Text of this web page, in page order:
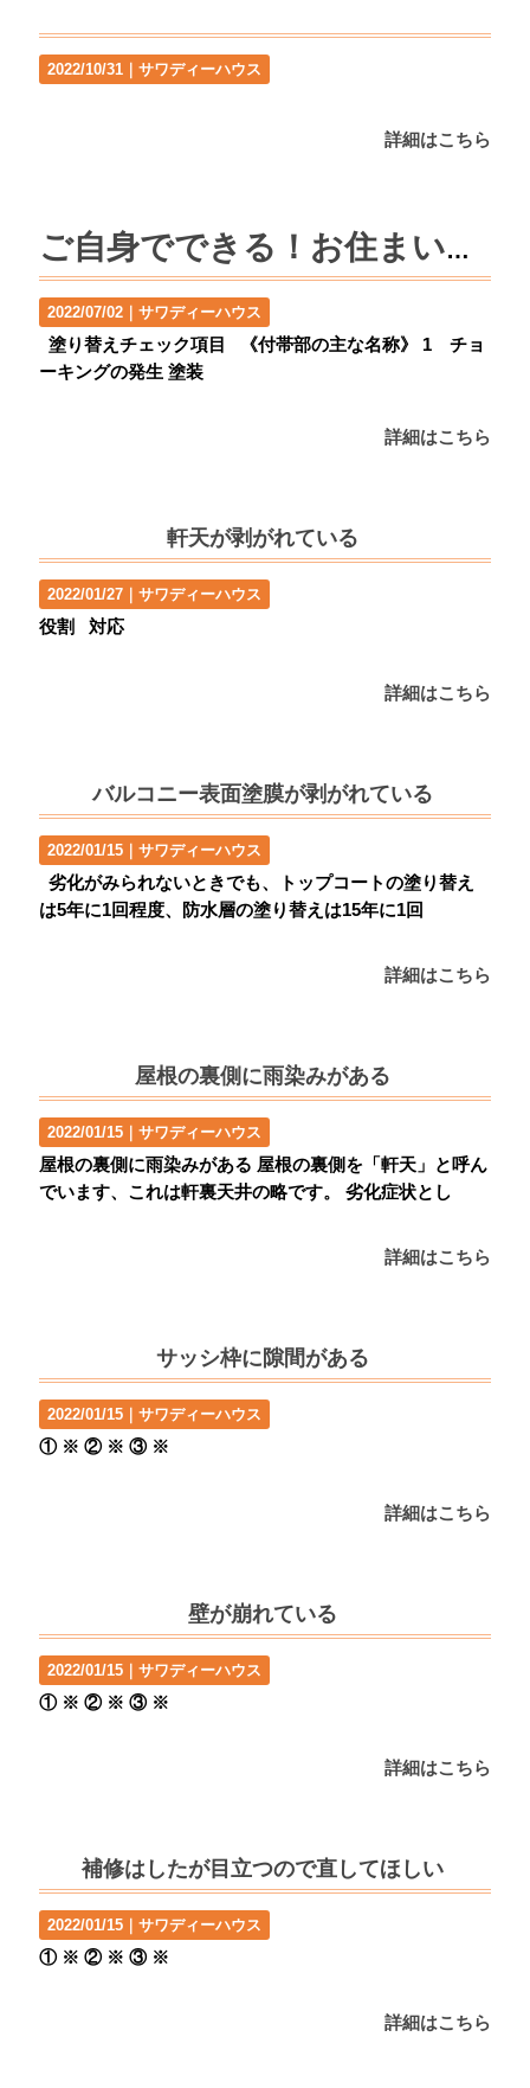
2022/10/31｜サワディーハウス
詳細はこちら
ご自身でできる！お住まいの塗り替えチェックシート
2022/07/02｜サワディーハウス
塗り替えチェック項目 《付帯部の主な名称》 1 チョ
ーキングの発生 塗装
詳細はこちら
軒天が剥がれている
2022/01/27｜サワディーハウス
役割 対応
詳細はこちら
バルコニー表面塗膜が剥がれている
2022/01/15｜サワディーハウス
劣化がみられないときでも、トップコートの塗り替え
は5年に1回程度、防水層の塗り替えは15年に1回
詳細はこちら
屋根の裏側に雨染みがある
2022/01/15｜サワディーハウス
屋根の裏側に雨染みがある 屋根の裏側を「軒天」と呼ん
でいます、これは軒裏天井の略です。 劣化症状とし
詳細はこちら
サッシ枠に隙間がある
2022/01/15｜サワディーハウス
① ※ ② ※ ③ ※
詳細はこちら
壁が崩れている
2022/01/15｜サワディーハウス
① ※ ② ※ ③ ※
詳細はこちら
補修はしたが目立つので直してほしい
2022/01/15｜サワディーハウス
① ※ ② ※ ③ ※
詳細はこちら